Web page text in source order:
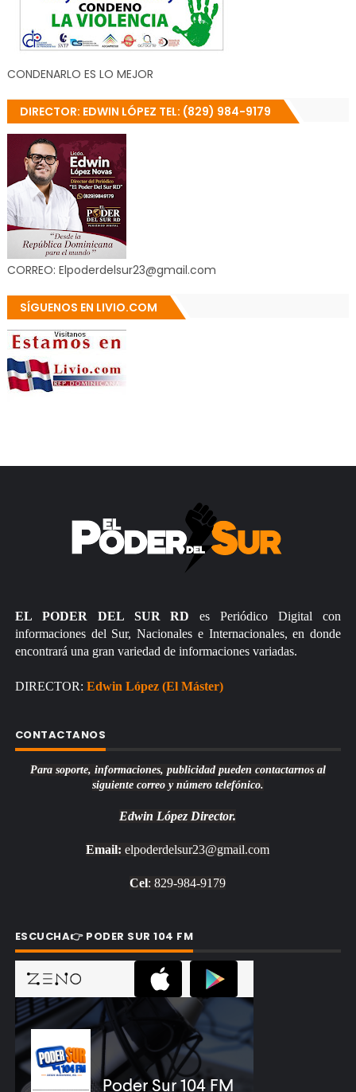
CONDENARLO ES LO MEJOR
DIRECTOR: EDWIN LÓPEZ TEL: (829) 984-9179
CORREO: Elpoderdelsur23@gmail.com
SÍGUENOS EN LIVIO.COM
EL PODER DEL SUR RD es Periódico Digital con
informaciones del Sur, Nacionales e Internacionales, en donde
encontrará una gran variedad de informaciones variadas.
DIRECTOR: Edwin López (El Máster)
CONTACTANOS
Para soporte, informaciones, publicidad pueden contactarnos al
siguiente correo y número telefónico.
Edwin López Director.
Email: elpoderdelsur23@gmail.com
Cel: 829-984-9179
ESCUCHA👉 PODER SUR 104 FM